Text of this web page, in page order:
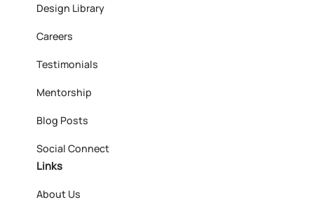
Design Library
Careers
Testimonials
Mentorship
Blog Posts
Social Connect
Links
About Us